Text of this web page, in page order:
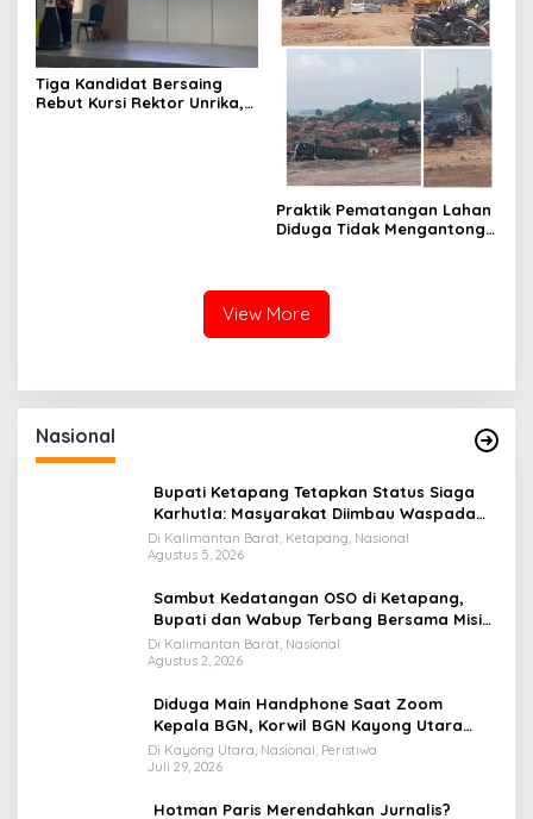
Tiga Kandidat Bersaing
Rebut Kursi Rektor Unrika,
Praktik Pematangan Lahan
Diduga Tidak Mengantongi
View More
Nasional
Bupati Ketapang Tetapkan Status Siaga
Karhutla: Masyarakat Diimbau Waspada
Cuaca Ekstrem
Di Kalimantan Barat, Ketapang, Nasional
Agustus 5, 2026
Sambut Kedatangan OSO di Ketapang,
Bupati dan Wabup Terbang Bersama Misi
Keberkahan MTQ XXXIV di Kayong Utara
Di Kalimantan Barat, Nasional
Agustus 2, 2026
Diduga Main Handphone Saat Zoom
Kepala BGN, Korwil BGN Kayong Utara
Terancam Dimutasi ke Papua
Di Kayong Utara, Nasional, Peristiwa
Juli 29, 2026
Hotman Paris Merendahkan Jurnalis?